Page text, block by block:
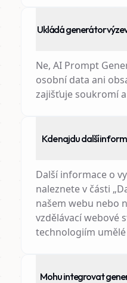
Ukládá generátor
Ne, AI Prompt
osobní data ani
zajišťuje soukromí
Kde najdu další
Další informace o
naleznete v části
našem webu nebo
vzdělávací webové
technologiím
Mohu integrovat